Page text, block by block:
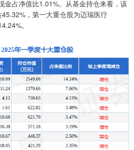
金占净值比1.01%。从基金持仓来看，该
，第一大重仓股为迈瑞医疗
。